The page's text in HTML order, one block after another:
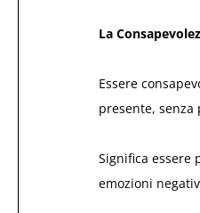
La
Essere
presente,
Significa essere
emozioni